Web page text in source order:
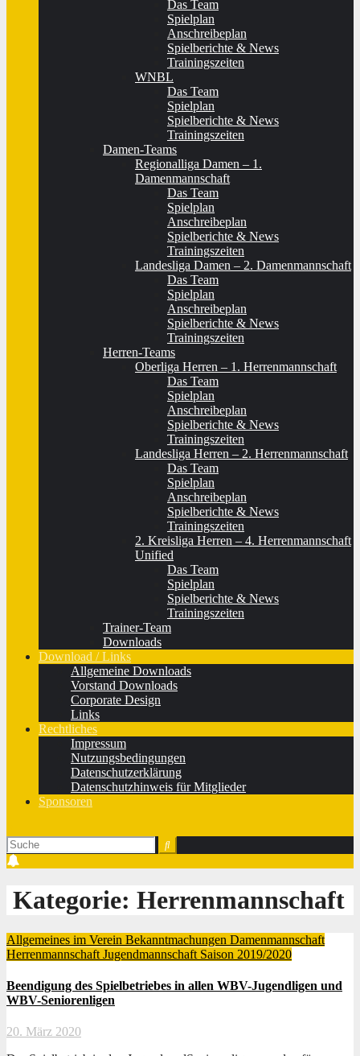
Das Team
Spielplan
Anschreibeplan
Spielberichte & News
Trainingszeiten
WNBL
Das Team
Spielplan
Spielberichte & News
Trainingszeiten
Damen-Teams
Regionalliga Damen – 1.
Damenmannschaft
Das Team
Spielplan
Anschreibeplan
Spielberichte & News
Trainingszeiten
Landesliga Damen – 2. Damenmannschaft
Das Team
Spielplan
Anschreibeplan
Spielberichte & News
Trainingszeiten
Herren-Teams
Oberliga Herren – 1. Herrenmannschaft
Das Team
Spielplan
Anschreibeplan
Spielberichte & News
Trainingszeiten
Landesliga Herren – 2. Herrenmannschaft
Das Team
Spielplan
Anschreibeplan
Spielberichte & News
Trainingszeiten
2. Kreisliga Herren – 4. Herrenmannschaft
Unified
Das Team
Spielplan
Spielberichte & News
Trainingszeiten
Trainer-Team
Downloads
Download / Links
Allgemeine Downloads
Vorstand Downloads
Corporate Design
Links
Rechtliches
Impressum
Nutzungsbedingungen
Datenschutzerklärung
Datenschutzhinweis für Mitglieder
Sponsoren
Kategorie: Herrenmannschaft
Allgemeines im Verein Bekanntmachungen Damenmannschaft
Herrenmannschaft Jugendmannschaft Saison 2019/2020
Beendigung des Spielbetriebes in allen WBV-Jugendligen und
WBV-Seniorenligen
20. März 2020